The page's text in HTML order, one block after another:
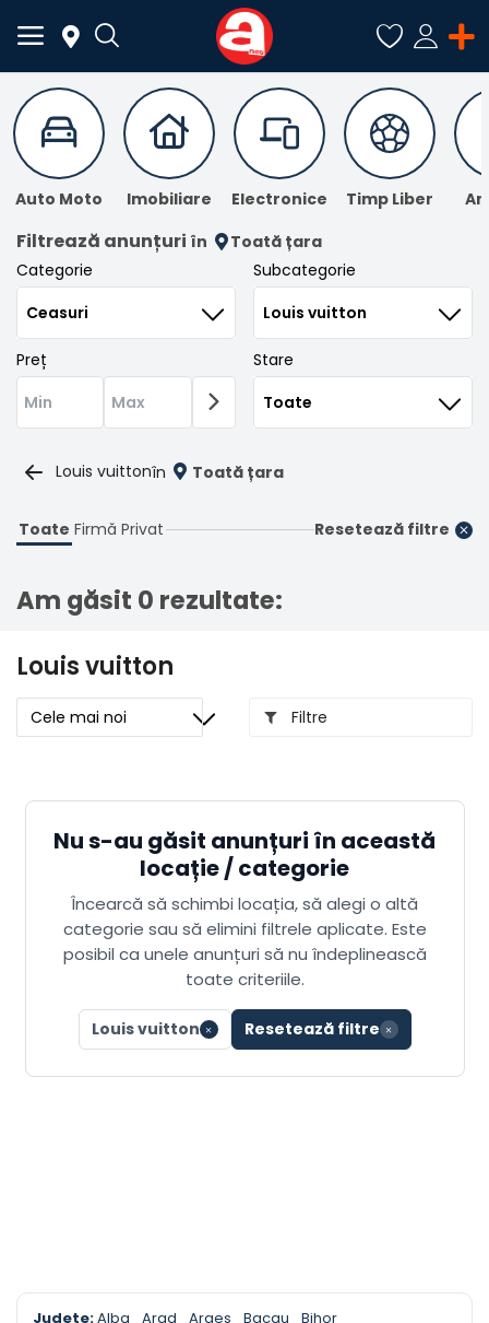
ADAUGĂ
ANUNȚ
Meniu Principal
Categorii
Favorite
Auto Moto Imobiliare Electronice Timp Liber
Filtrează anunțuri în
Toată țara
Categorie
Subcategorie
Preț Stare
Louis vuittonîn Toată țara
Toate Firmă Privat Resetează filtre
Am găsit 0 rezultate:
Louis vuitton
Filtre
Nu s-au găsit anunțuri în această
locație / categorie
Încearcă să schimbi locația, să alegi o altă
categorie sau să elimini filtrele aplicate. Este
posibil ca unele anunțuri să nu îndeplinească
toate criteriile.
Louis vuitton Resetează filtre
Județe:Alba Arad Arges Bacau
Bihor